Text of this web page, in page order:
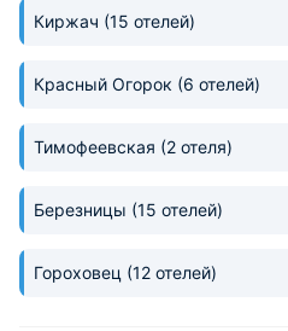
Киржач (15 отелей)
Красный Огорок (6 отелей)
Тимофеевская (2 отеля)
Березницы (15 отелей)
Гороховец (12 отелей)